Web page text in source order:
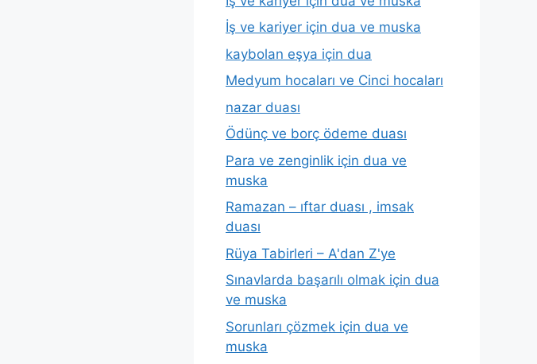
İş ve kariyer için dua ve muska
kaybolan eşya için dua
Medyum hocaları ve Cinci hocaları
nazar duası
Ödünç ve borç ödeme duası
Para ve zenginlik için dua ve
muska
Ramazan – ıftar duası , imsak
duası
Rüya Tabirleri – A'dan Z'ye
Sınavlarda başarılı olmak için dua
ve muska
Sorunları çözmek için dua ve
muska